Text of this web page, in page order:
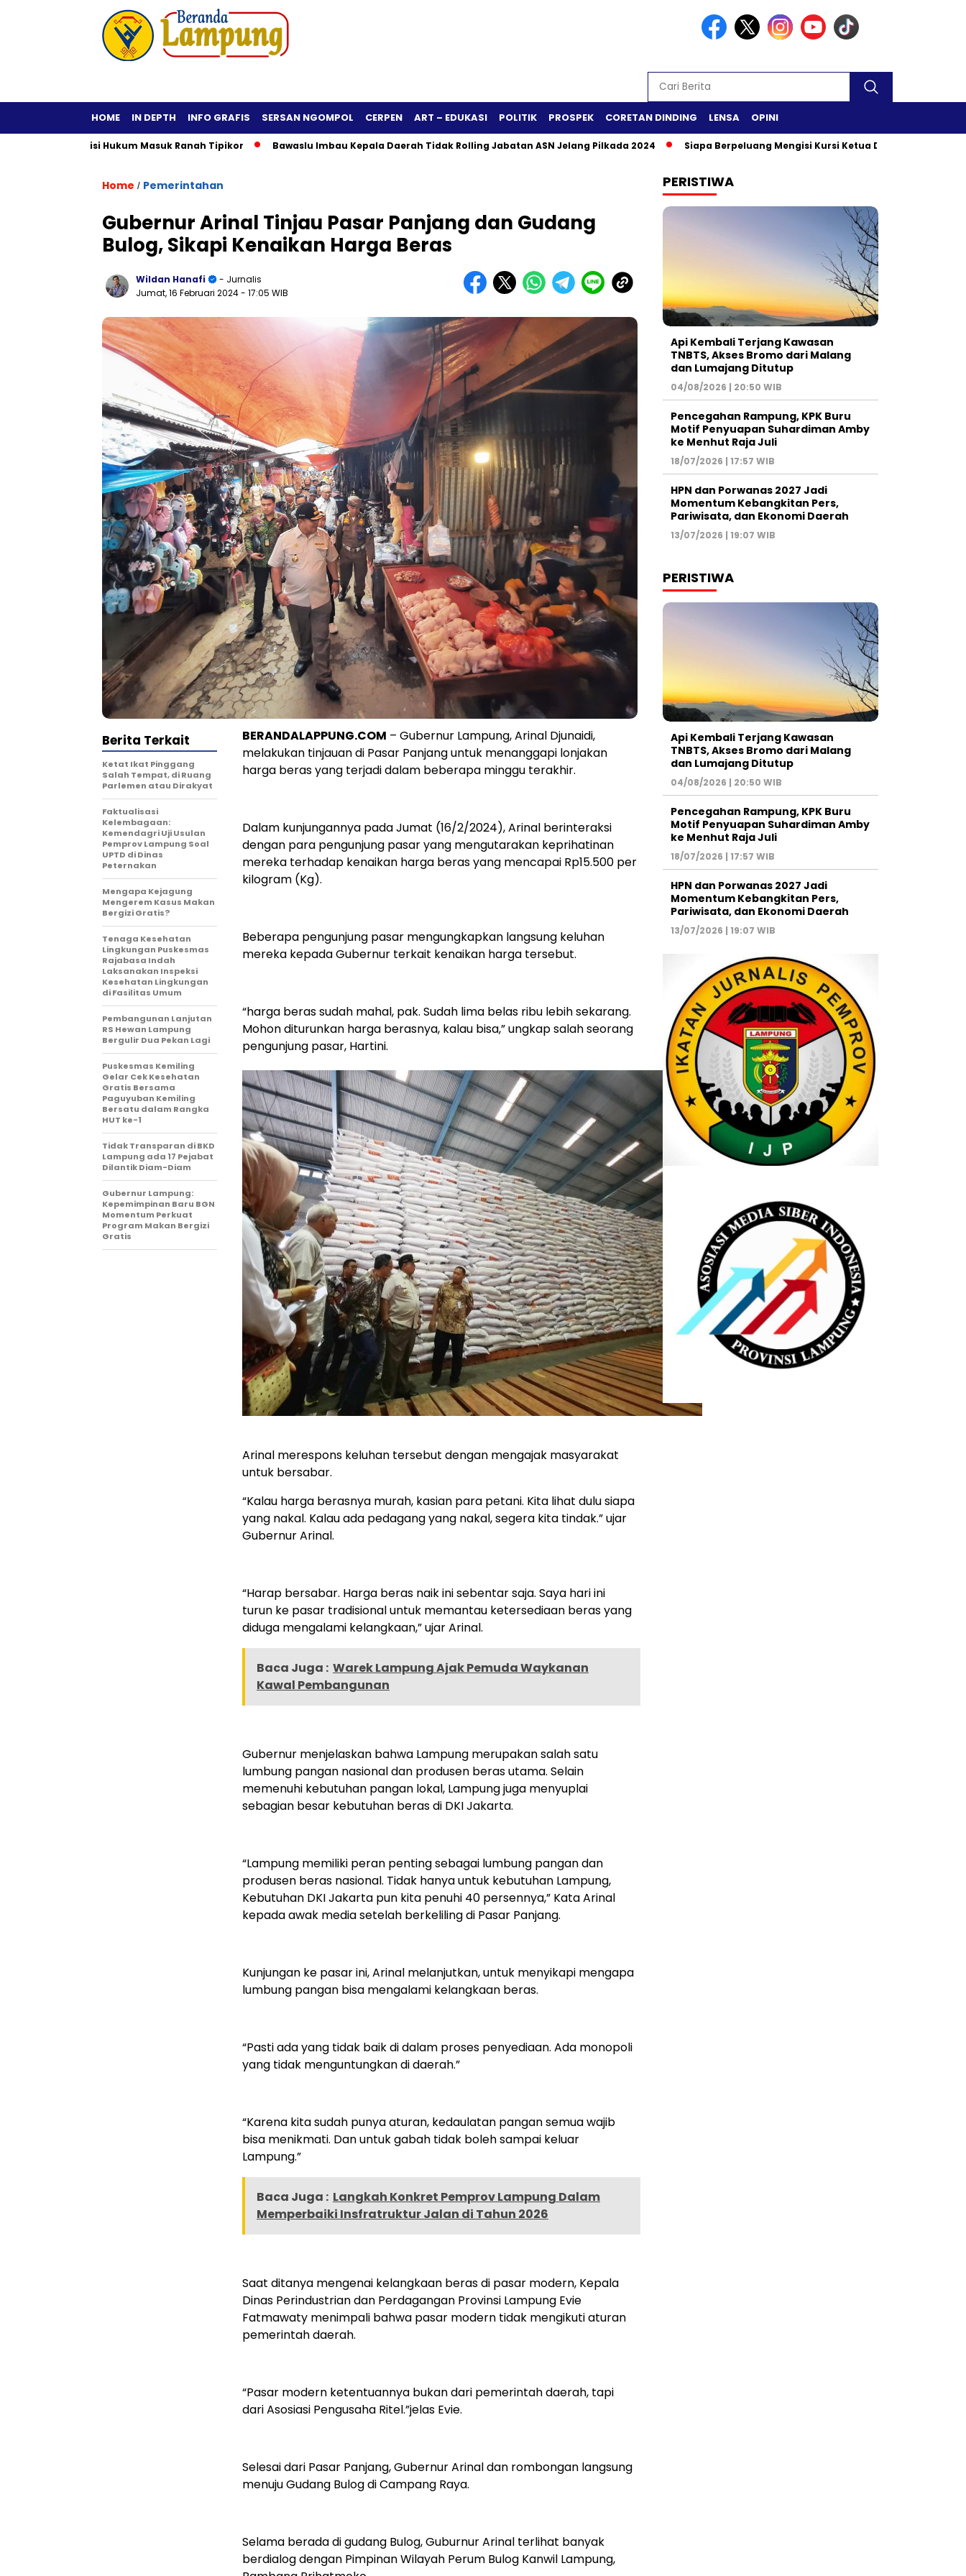
HOME IN DEPTH INFO GRAFIS SERSAN NGOMPOL CERPEN ART – EDUKASI POLITIK PROSPEK CORETAN DINDING LENSA OPINI
Praktisi Hukum Masuk Ranah Tipikor Bawaslu Imbau Kepala Daerah Tidak Rolling Jabatan ASN Jelang Pilkada 2024 Siapa Berpeluang Mengisi Kursi Ketua DPR RI?
Home / Pemerintahan
Gubernur Arinal Tinjau Pasar Panjang dan Gudang
Bulog, Sikapi Kenaikan Harga Beras
Wildan Hanafi
- Jurnalis
Jumat, 16 Februari 2024- 17:05 WIB
BERANDALAPPUNG.COM – Gubernur Lampung, Arinal Djunaidi,
melakukan tinjauan di Pasar Panjang untuk menanggapi lonjakan
harga beras yang terjadi dalam beberapa minggu terakhir.
Dalam kunjungannya pada Jumat (16/2/2024), Arinal berinteraksi
dengan para pengunjung pasar yang mengutarakan keprihatinan
mereka terhadap kenaikan harga beras yang mencapai Rp15.500 per
kilogram (Kg).
Beberapa pengunjung pasar mengungkapkan langsung keluhan
mereka kepada Gubernur terkait kenaikan harga tersebut.
“harga beras sudah mahal, pak. Sudah lima belas ribu lebih sekarang.
Mohon diturunkan harga berasnya, kalau bisa,” ungkap salah seorang
pengunjung pasar, Hartini.
Arinal merespons keluhan tersebut dengan mengajak masyarakat
untuk bersabar.
“Kalau harga berasnya murah, kasian para petani. Kita lihat dulu siapa
yang nakal. Kalau ada pedagang yang nakal, segera kita tindak.” ujar
Gubernur Arinal.
“Harap bersabar. Harga beras naik ini sebentar saja. Saya hari ini
turun ke pasar tradisional untuk memantau ketersediaan beras yang
diduga mengalami kelangkaan,” ujar Arinal.
Baca Juga : Warek Lampung Ajak Pemuda Waykanan
Kawal Pembangunan
Gubernur menjelaskan bahwa Lampung merupakan salah satu
lumbung pangan nasional dan produsen beras utama. Selain
memenuhi kebutuhan pangan lokal, Lampung juga menyuplai
sebagian besar kebutuhan beras di DKI Jakarta.
“Lampung memiliki peran penting sebagai lumbung pangan dan
produsen beras nasional. Tidak hanya untuk kebutuhan Lampung,
Kebutuhan DKI Jakarta pun kita penuhi 40 persennya,” Kata Arinal
kepada awak media setelah berkeliling di Pasar Panjang.
Kunjungan ke pasar ini, Arinal melanjutkan, untuk menyikapi mengapa
lumbung pangan bisa mengalami kelangkaan beras.
“Pasti ada yang tidak baik di dalam proses penyediaan. Ada monopoli
yang tidak menguntungkan di daerah.”
“Karena kita sudah punya aturan, kedaulatan pangan semua wajib
bisa menikmati. Dan untuk gabah tidak boleh sampai keluar
Lampung.”
Baca Juga : Langkah Konkret Pemprov Lampung Dalam
Memperbaiki Insfratruktur Jalan di Tahun 2026
Saat ditanya mengenai kelangkaan beras di pasar modern, Kepala
Dinas Perindustrian dan Perdagangan Provinsi Lampung Evie
Fatmawaty menimpali bahwa pasar modern tidak mengikuti aturan
pemerintah daerah.
“Pasar modern ketentuannya bukan dari pemerintah daerah, tapi
dari Asosiasi Pengusaha Ritel.”jelas Evie.
Selesai dari Pasar Panjang, Gubernur Arinal dan rombongan langsung
menuju Gudang Bulog di Campang Raya.
Selama berada di gudang Bulog, Guburnur Arinal terlihat banyak
berdialog dengan Pimpinan Wilayah Perum Bulog Kanwil Lampung,
Berita Terkait
Ketat Ikat Pinggang
Salah Tempat, di Ruang
Parlemen atau Dirakyat
Faktualisasi
Kelembagaan:
Kemendagri Uji Usulan
Pemprov Lampung Soal
UPTD di Dinas
Peternakan
Mengapa Kejagung
Mengerem Kasus Makan
Bergizi Gratis?
Tenaga Kesehatan
Lingkungan Puskesmas
Rajabasa Indah
Laksanakan Inspeksi
Kesehatan Lingkungan
di Fasilitas Umum
Pembangunan Lanjutan
RS Hewan Lampung
Bergulir Dua Pekan Lagi
Puskesmas Kemiling
Gelar Cek Kesehatan
Gratis Bersama
Paguyuban Kemiling
Bersatu dalam Rangka
HUT ke-1
Tidak Transparan di BKD
Lampung ada 17 Pejabat
Dilantik Diam-Diam
Gubernur Lampung:
Kepemimpinan Baru BGN
Momentum Perkuat
Program Makan Bergizi
Gratis
PERISTIWA
Api Kembali Terjang Kawasan
TNBTS, Akses Bromo dari Malang
dan Lumajang Ditutup
04/08/2026 | 20:50 WIB
Pencegahan Rampung, KPK Buru
Motif Penyuapan Suhardiman Amby
ke Menhut Raja Juli
18/07/2026 | 17:57 WIB
HPN dan Porwanas 2027 Jadi
Momentum Kebangkitan Pers,
Pariwisata, dan Ekonomi Daerah
13/07/2026 | 19:07 WIB
PERISTIWA
Api Kembali Terjang Kawasan
TNBTS, Akses Bromo dari Malang
dan Lumajang Ditutup
04/08/2026 | 20:50 WIB
Pencegahan Rampung, KPK Buru
Motif Penyuapan Suhardiman Amby
ke Menhut Raja Juli
18/07/2026 | 17:57 WIB
HPN dan Porwanas 2027 Jadi
Momentum Kebangkitan Pers,
Pariwisata, dan Ekonomi Daerah
13/07/2026 | 19:07 WIB